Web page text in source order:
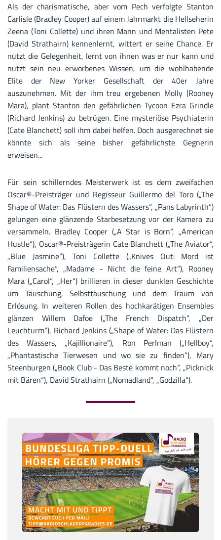
Als der charismatische, aber vom Pech verfolgte Stanton
Carlisle (Bradley Cooper) auf einem Jahrmarkt die Hellseherin
Zeena (Toni Collette) und ihren Mann und Mentalisten Pete
(David Strathairn) kennenlernt, wittert er seine Chance. Er
nutzt die Gelegenheit, lernt von ihnen was er nur kann und
nutzt sein neu erworbenes Wissen, um die wohlhabende
Elite der New Yorker Gesellschaft der 40er Jahre
auszunehmen. Mit der ihm treu ergebenen Molly (Rooney
Mara), plant Stanton den gefährlichen Tycoon Ezra Grindle
(Richard Jenkins) zu betrügen. Eine mysteriöse Psychiaterin
(Cate Blanchett) soll ihm dabei helfen. Doch ausgerechnet sie
könnte sich als seine bisher gefährlichste Gegnerin
erweisen...
Für sein schillerndes Meisterwerk ist es dem zweifachen
Oscar®-Preisträger und Regisseur Guillermo del Toro („The
Shape of Water: Das Flüstern des Wassers“, „Pans Labyrinth“)
gelungen eine glänzende Starbesetzung vor der Kamera zu
versammeln. Bradley Cooper („A Star is Born“, „American
Hustle“), Oscar®-Preisträgerin Cate Blanchett („The Aviator“,
„Blue Jasmine“), Toni Collette („Knives Out: Mord ist
Familiensache“, „Madame - Nicht die feine Art“), Rooney
Mara („Carol“, „Her“) brillieren in dieser dunklen Geschichte
um Täuschung, Selbsttäuschung und dem Traum von
Erlösung. In weiteren Rollen des hochkarätigen Ensembles
glänzen Willem Dafoe („The French Dispatch“, „Der
Leuchturm“), Richard Jenkins („Shape of Water: Das Flüstern
des Wassers, „Kajillionaire“), Ron Perlman („Hellboy“,
„Phantastische Tierwesen und wo sie zu finden“), Mary
Steenburgen („Book Club - Das Beste kommt noch“, „Picknick
mit Bären“), David Strathairn („Nomadland“, „Godzilla“).